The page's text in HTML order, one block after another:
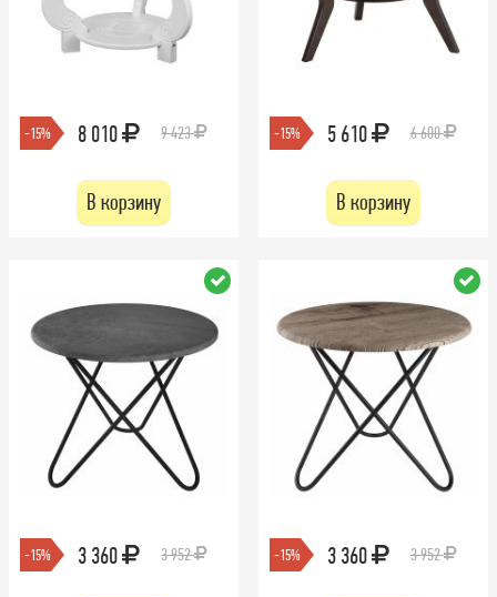
-15% 8 010 9 423
В корзину
-15% 5 610 6 600
В корзину
-15% 3 360 3 952 -15% 3 360 3 952